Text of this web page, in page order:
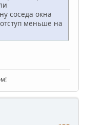
соседа окна
меньше на